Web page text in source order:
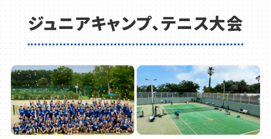
ジュニアキャンプ、テニス大会